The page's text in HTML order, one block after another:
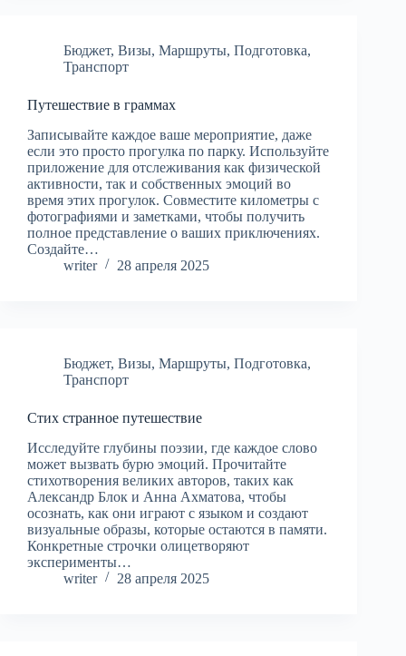
Бюджет, Визы, Маршруты, Подготовка,
Транспорт
Путешествие в граммах
Записывайте каждое ваше мероприятие, даже
если это просто прогулка по парку. Используйте
приложение для отслеживания как физической
активности, так и собственных эмоций во
время этих прогулок. Совместите километры с
фотографиями и заметками, чтобы получить
полное представление о ваших приключениях.
Создайте…
writer
28 апреля 2025
Бюджет, Визы, Маршруты, Подготовка,
Транспорт
Стих странное путешествие
Исследуйте глубины поэзии, где каждое слово
может вызвать бурю эмоций. Прочитайте
стихотворения великих авторов, таких как
Александр Блок и Анна Ахматова, чтобы
осознать, как они играют с языком и создают
визуальные образы, которые остаются в памяти.
Конкретные строчки олицетворяют
эксперименты…
writer
28 апреля 2025